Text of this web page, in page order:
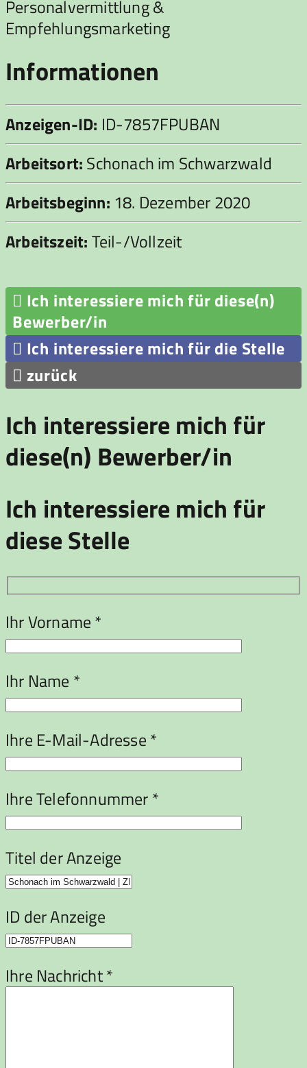
Personalvermittlung &
Empfehlungsmarketing
Informationen
Anzeigen-ID: ID-7857FPUBAN
Arbeitsort:Schonach im Schwarzwald
Arbeitsbeginn: 18. Dezember 2020
Arbeitszeit:Teil-/Vollzeit
 Ich interessiere mich für diese(n)
Bewerber/in
 Ich interessiere mich für die Stelle
 zurück
Ich interessiere mich für
diese(n) Bewerber/in
Ich interessiere mich für
diese Stelle
Ihr Vorname *
Ihr Name *
Ihre E-Mail-Adresse *
Ihre Telefonnummer *
Titel der Anzeige
ID der Anzeige
Ihre Nachricht *